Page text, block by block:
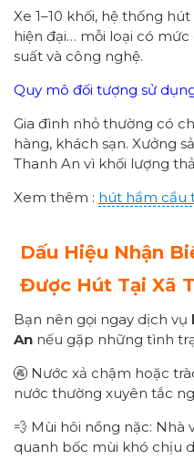
Xe 1–10 khối, hệ thống
hiện đại… mỗi loại có
suất và công nghệ.
Quy mô đối tượng sử
Gia đình nhỏ thường có
hàng, khách sạn. Xưởng
Thanh An vì khối lượng
Xem thêm : hút hầm cầu
Dấu Hiệu Nhận
Được Hút Tại Xã
Bạn nên gọi ngay dịch vụ
An nếu gặp những tình
🚱 Nước xả chậm hoặc
nước thường xuyên tắc
💨 Mùi hôi nồng nặc: Nhà
quanh bốc mùi khó chịu